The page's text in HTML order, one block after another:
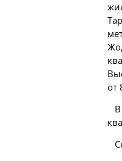
от